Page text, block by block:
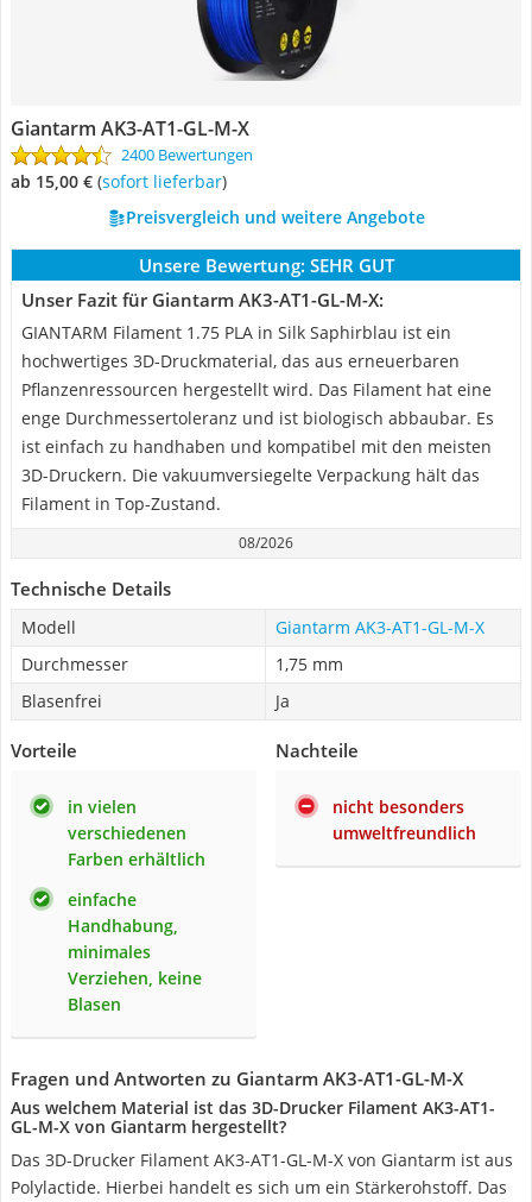
Giantarm AK3-AT1-GL-M-X
2400 Bewertungen
ab 15,00 € ( Sofort lieferbar)
Preisvergleich und weitere Angebote
Unsere Bewertung: SEHR GUT
Unser Fazit für Giantarm AK3-AT1-GL-M-X:
GIANTARM Filament 1.75 PLA in Silk Saphirblau ist ein
hochwertiges 3D-Druckmaterial, das aus erneuerbaren
Pflanzenressourcen hergestellt wird. Das Filament hat eine
enge Durchmessertoleranz und ist biologisch abbaubar. Es
ist einfach zu handhaben und kompatibel mit den meisten
3D-Druckern. Die vakuumversiegelte Verpackung hält das
Filament in Top-Zustand.
08/2026
Technische Details
Modell
Giantarm AK3-AT1-GL-M-X
Durchmesser
1,75 mm
Blasenfrei
Ja
Vorteile
in vielen
verschiedenen
Farben erhältlich
einfache
Handhabung,
minimales
Verziehen, keine
Blasen
Nachteile
nicht besonders
umweltfreundlich
Fragen und Antworten zu Giantarm AK3-AT1-GL-M-X
Aus welchem Material ist das 3D-Drucker Filament AK3-AT1-
GL-M-X von Giantarm hergestellt?
Das 3D-Drucker Filament AK3-AT1-GL-M-X von Giantarm ist aus
Polylactide. Hierbei handelt es sich um ein Stärkerohstoff. Das